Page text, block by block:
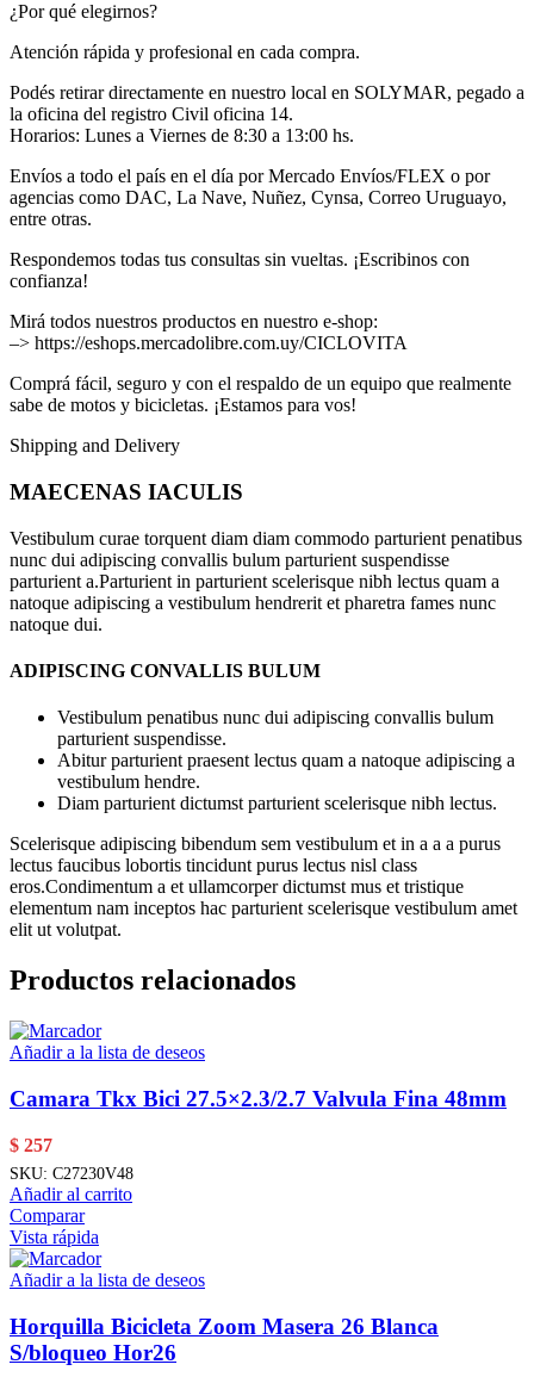
¿Por qué elegirnos?
Atención rápida y profesional en cada compra.
Podés retirar directamente en nuestro local en SOLYMAR, pegado a
la oficina del registro Civil oficina 14.
Horarios: Lunes a Viernes de 8:30 a 13:00 hs.
Envíos a todo el país en el día por Mercado Envíos/FLEX o por
agencias como DAC, La Nave, Nuñez, Cynsa, Correo Uruguayo,
entre otras.
Respondemos todas tus consultas sin vueltas. ¡Escribinos con
confianza!
Mirá todos nuestros productos en nuestro e-shop:
–> https://eshops.mercadolibre.com.uy/CICLOVITA
Comprá fácil, seguro y con el respaldo de un equipo que realmente
sabe de motos y bicicletas. ¡Estamos para vos!
Shipping and Delivery
MAECENAS IACULIS
Vestibulum curae torquent diam diam commodo parturient penatibus
nunc dui adipiscing convallis bulum parturient suspendisse
parturient a.Parturient in parturient scelerisque nibh lectus quam a
natoque adipiscing a vestibulum hendrerit et pharetra fames nunc
natoque dui.
ADIPISCING CONVALLIS BULUM
Vestibulum penatibus nunc dui adipiscing convallis bulum
parturient suspendisse.
Abitur parturient praesent lectus quam a natoque adipiscing a
vestibulum hendre.
Diam parturient dictumst parturient scelerisque nibh lectus.
Scelerisque adipiscing bibendum sem vestibulum et in a a a purus
lectus faucibus lobortis tincidunt purus lectus nisl class
eros.Condimentum a et ullamcorper dictumst mus et tristique
elementum nam inceptos hac parturient scelerisque vestibulum amet
elit ut volutpat.
Productos relacionados
Añadir a la lista de deseos
Camara Tkx Bici 27.5×2.3/2.7 Valvula Fina 48mm
$ 257
SKU: C27230V48
Añadir al carrito
Comparar
Vista rápida
Añadir a la lista de deseos
Horquilla Bicicleta Zoom Masera 26 Blanca
S/bloqueo Hor26